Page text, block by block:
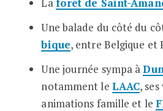
Une balade du côté du
bique, entre Belgique et
Une journée sympa à
notamment le LAAC,
animations famille et le